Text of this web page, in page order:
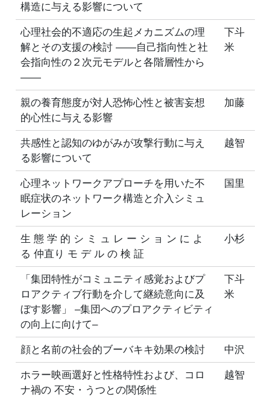
構造に与える影響について
心理社会的不適応の生起メカニズムの理
解とその支援の検討 ――自己指向性と社
会指向性の２次元モデルと各階層性から
――
下斗
米
親の養育態度が対人恐怖心性と被害妄想
的心性に与える影響
加藤
共感性と認知のゆがみが攻撃行動に与え
る影響について
越智
心理ネットワークアプローチを用いた不
眠症状のネットワーク構造と介入シミュ
レーション
国里
生 態 学 的 シ ミ ュ レ ー シ ョ ン に よ
る 仲直り モ デ ル の 検 証
小杉
「集団特性がコミュニティ感覚およびプ
ロアクティブ行動を介して継続意向に及
ぼす影響」 –集団へのプロアクティビティ
の向上に向けて–
下斗
米
顔と名前の社会的ブーバキキ効果の検討 中沢
ホラー映画選好と性格特性および、コロ
ナ禍の 不安・うつとの関係性
越智